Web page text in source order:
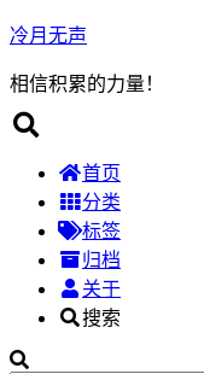
冷月无声
相信积累的力量！
首页
分类
标签
归档
关于
搜索